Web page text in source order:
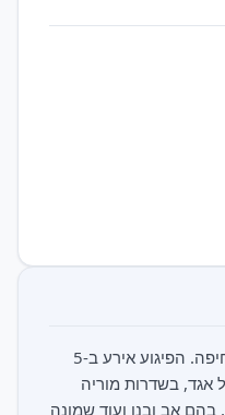
אחד ממתכנני הפיגוע בקו 37 בחיפה. הפיגוע אירע ב-5
2003, באוטובוס קו 37 של אגד, בשדרות מוריה
נרצחו 17 אנשים, בהם אב ובנו ועוד שמונה